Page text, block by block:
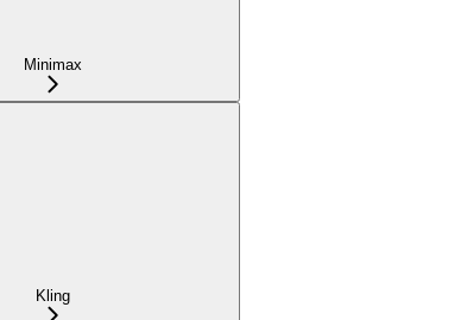
Minimax
Kling